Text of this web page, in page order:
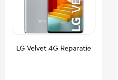
LG Velvet 4G Reparatie